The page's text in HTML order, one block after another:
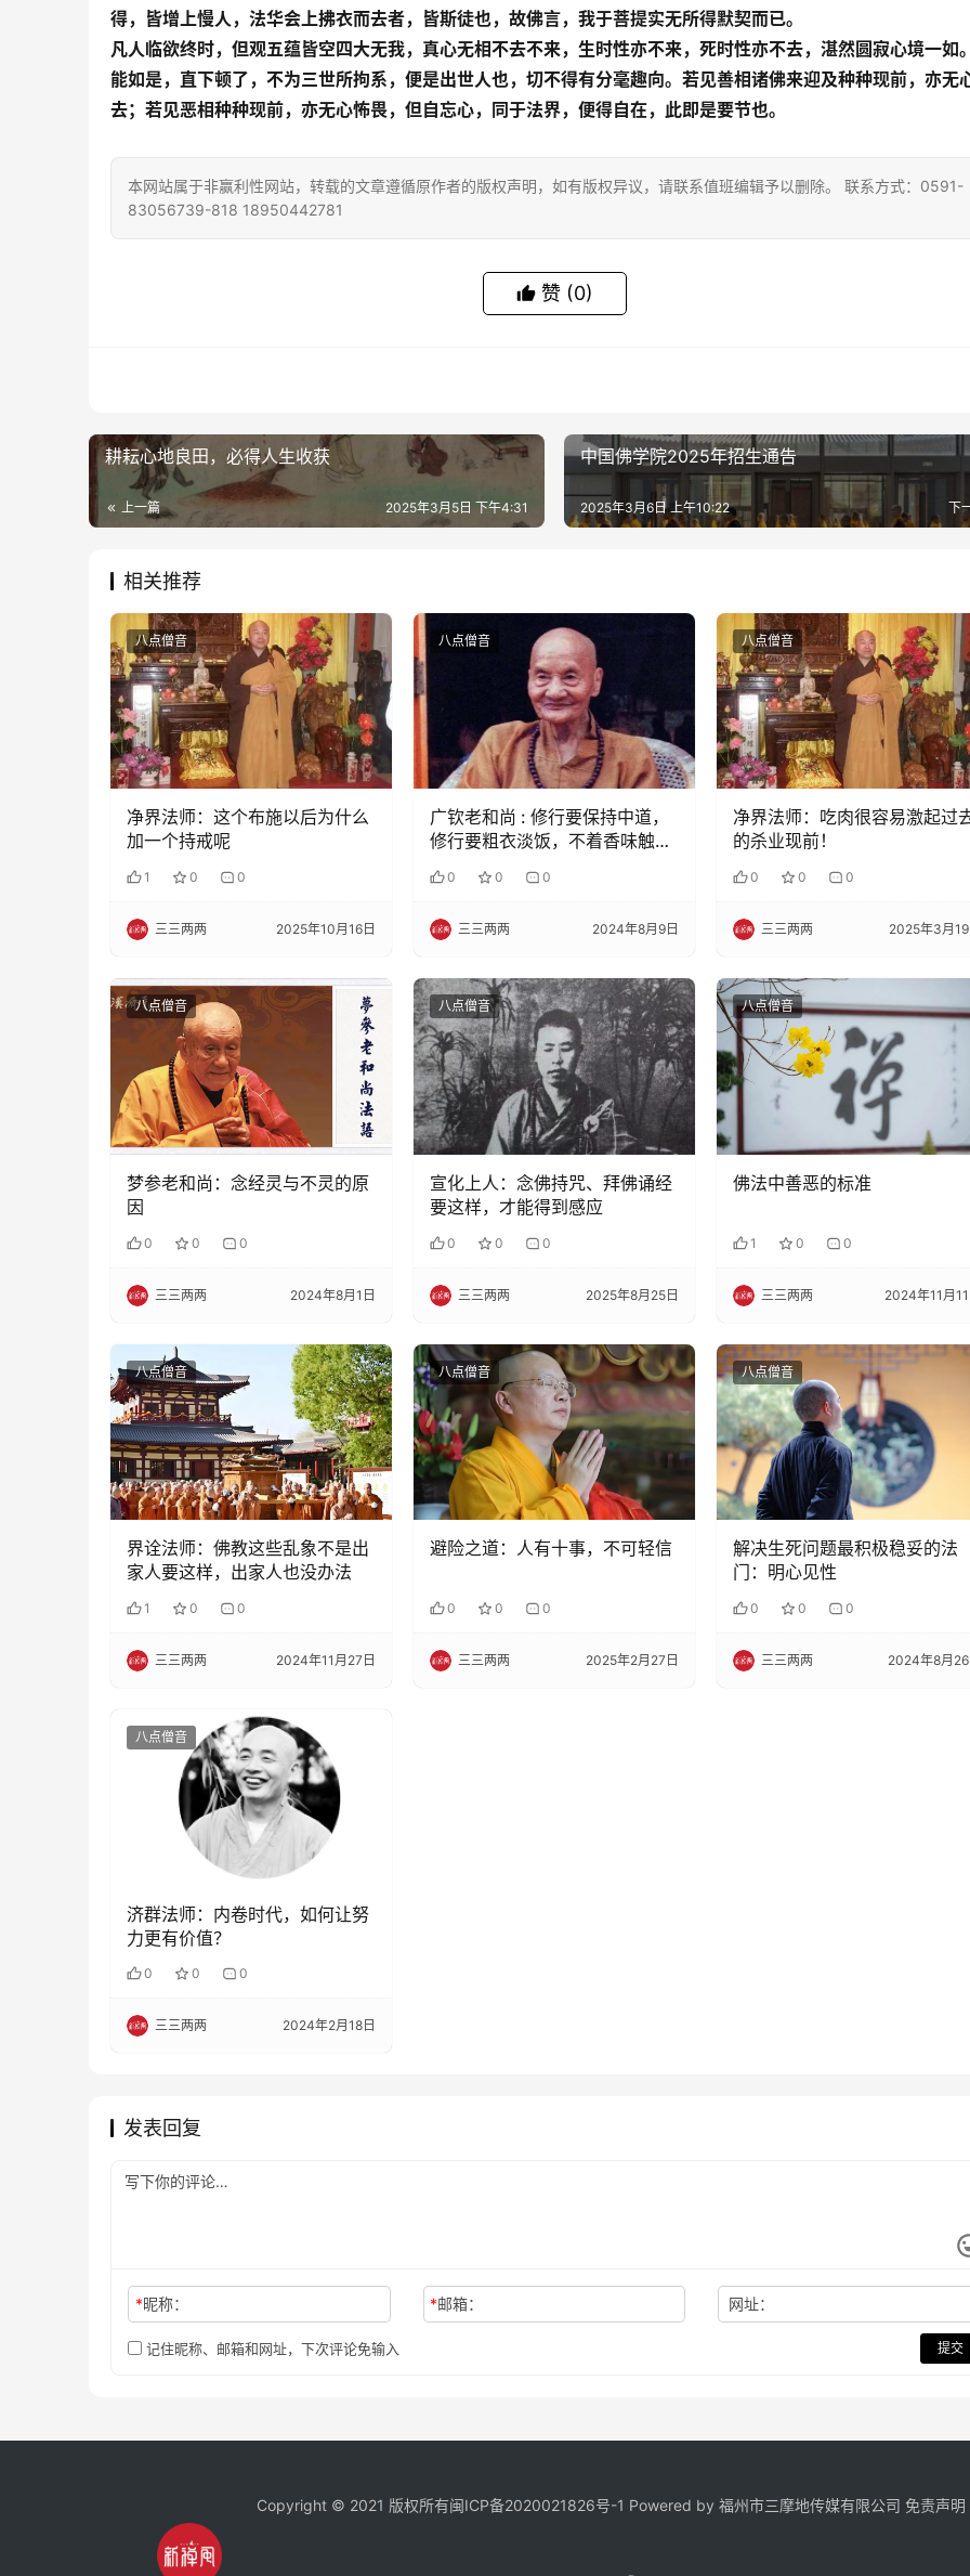
得，皆增上慢人，法华会上拂衣而去者，皆斯徒也，故佛言，我于菩提实无所得默契而已。
凡人临欲终时，但观五蕴皆空四大无我，真心无相不去不来，生时性亦不来，死时性亦不去，湛然圆寂心境一如
能如是，直下顿了，不为三世所拘系，便是出世人也，切不得有分毫趣向。若见善相诸佛来迎及种种现前，亦无
去；若见恶相种种现前，亦无心怖畏，但自忘心，同于法界，便得自在，此即是要节也。
本网站属于非赢利性网站，转载的文章遵循原作者的版权声明，如有版权异议，请联系值班编辑予以删除。 联系方式：0591-
83056739-818 18950442781
赞 (0)
耕耘心地良田，必得人生收获
上一篇 2025年3月5日 下午4:31
中国佛学院2025年招生通告
下
2025年3月6日 上午10:22
相关推荐
八点僧音
净界法师：这个布施以后为什么
加一个持戒呢
1 0 0
三三两两 2025年10月16日
八点僧音
广钦老和尚 : 修行要保持中道，
修行要粗衣淡饭，不着香味触
法，但是要自然，不是刻意地不
吃饭、不穿衣、挨冻、不睡觉。
0 0 0
三三两两 2024年8月9日
八点僧音
净界法师：吃肉很容易激起过
的杀业现前！
0 0 0
三三两两 2025年3月
八点僧音
梦参老和尚：念经灵与不灵的原
因
0 0 0
三三两两 2024年8月1日
八点僧音
宣化上人：念佛持咒、拜佛诵经
要这样，才能得到感应
0 0 0
三三两两 2025年8月25日
八点僧音
佛法中善恶的标准
1 0 0
三三两两 2024年11月
八点僧音
界诠法师：佛教这些乱象不是出
家人要这样，出家人也没办法
1 0 0
三三两两 2024年11月27日
八点僧音
避险之道：人有十事，不可轻信
0 0 0
三三两两 2025年2月27日
八点僧音
解决生死问题最积极稳妥的法
门：明心见性
0 0 0
三三两两 2024年8月
八点僧音
济群法师：内卷时代，如何让努
力更有价值？
0 0 0
三三两两 2024年2月18日
发表回复
*昵称： *邮箱： 网址：
记住昵称、邮箱和网址，下次评论免输入 提交
Copyright © 2021 版权所有闽ICP备2020021826号-1 Powered by 福州市三摩地传媒有限公司 免责声明